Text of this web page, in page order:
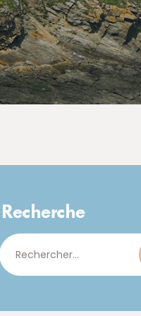
Recherche
Rechercher :